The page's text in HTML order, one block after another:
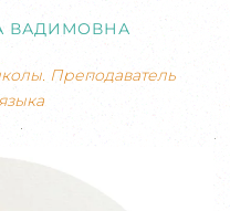
ВАДИМОВНА
Преподаватель